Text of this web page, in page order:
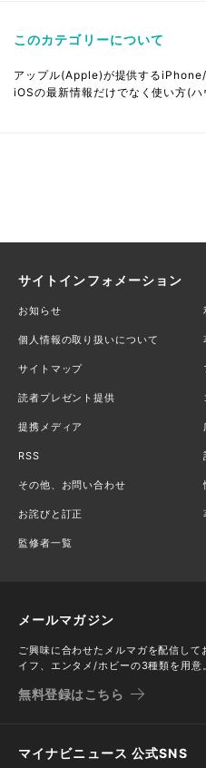
このカテゴリーについて
アップル(Apple)が提供する
iOSの最新情報だけでなく使い方(ハ
サイトインフォメーション
お知らせ
個人情報の取り扱いについて
サイトマップ
読者プレゼント提供
提携メディア
RSS
その他、お問い合わせ
お詫びと訂正
監修者一覧
メールマガジン
ご興味に合わせたメルマガを配信し
イフ、エンタメ/ホビーの3種類を用意。
無料登録はこちら
マイナビニュース 公式SNS